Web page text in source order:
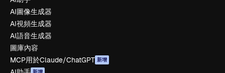
AI圖像生成器
AI視頻生成器
AI語音生成器
圖庫內容
MCP用於Claude/ChatGPT 新增
新增